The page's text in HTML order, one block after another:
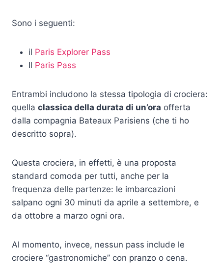
Sono i seguenti:
il Paris Explorer Pass
Il Paris Pass
Entrambi includono la stessa tipologia di crociera:
quella classica della durata di un’ora offerta
dalla compagnia Bateaux Parisiens (che ti ho
descritto sopra).
Questa crociera, in effetti, è una proposta
standard comoda per tutti, anche per la
frequenza delle partenze: le imbarcazioni
salpano ogni 30 minuti da aprile a settembre, e
da ottobre a marzo ogni ora.
Al momento, invece, nessun pass include le
crociere “gastronomiche” con pranzo o cena.